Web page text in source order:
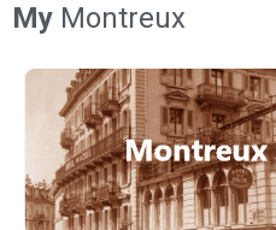
My Montreux